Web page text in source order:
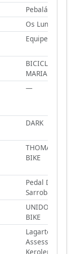
Pebaláticos
Os Lunático
Equipe Cilada
MARIALVA
—
DARK
THOMAS
BIKE
Pedal Da
Sarroba
UNIDOS PELA
BIKE
Lagarto’s
Assessoria
Kerolen